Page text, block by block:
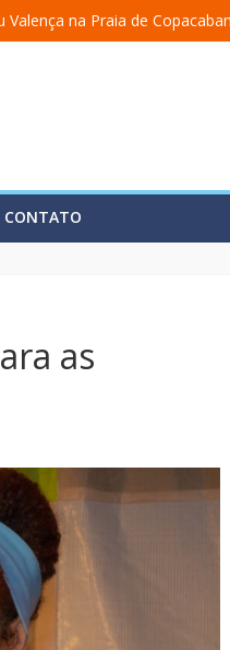
na Praia de
na Fundição Progresso
Cardoso
– Confissões De Uma Árabe
CONTATO
as